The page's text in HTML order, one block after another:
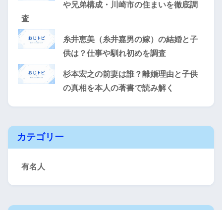
や兄弟構成・川崎市の住まいを徹底調
査
糸井恵美（糸井嘉男の嫁）の結婚と子
供は？仕事や馴れ初めを調査
杉本宏之の前妻は誰？離婚理由と子供
の真相を本人の著書で読み解く
カテゴリー
有名人